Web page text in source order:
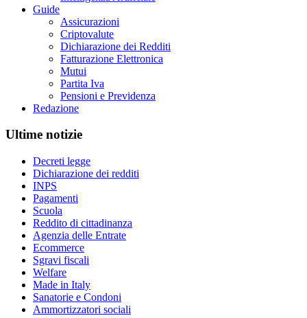
Guide
Assicurazioni
Criptovalute
Dichiarazione dei Redditi
Fatturazione Elettronica
Mutui
Partita Iva
Pensioni e Previdenza
Redazione
Ultime notizie
Decreti legge
Dichiarazione dei redditi
INPS
Pagamenti
Scuola
Reddito di cittadinanza
Agenzia delle Entrate
Ecommerce
Sgravi fiscali
Welfare
Made in Italy
Sanatorie e Condoni
Ammortizzatori sociali